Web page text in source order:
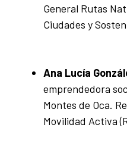
General Rutas
Ciudades y
Ana Lucía
emprendedora
Montes de Oca.
Movilidad Activa